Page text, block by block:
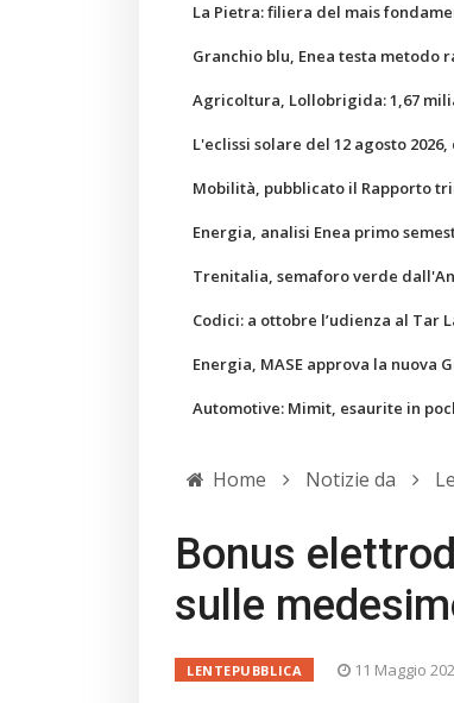
La Pietra: filiera del mais
Granchio blu, Enea testa metodo
Agricoltura, Lollobrigida: 1,67
L'eclissi solare del 12 agosto
Mobilità, pubblicato il Rapporto
Energia, analisi Enea primo
Trenitalia, semaforo verde
Codici: a ottobre l’udienza al Tar
Energia, MASE approva la
Automotive: Mimit, esaurite in
Home Notizie da
Bonus
sulle
LENTEPUBBLICA 11 Maggio